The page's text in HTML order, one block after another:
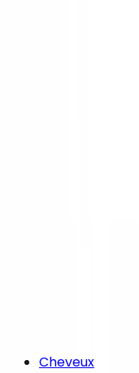
Cheveux